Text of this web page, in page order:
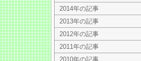
2014年の記事
2013年の記事
2012年の記事
2011年の記事
2010年の記事